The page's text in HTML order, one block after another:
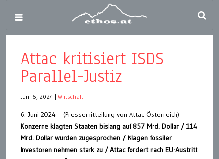
Attac kritisiert ISDS
Parallel-Justiz
Juni 6, 2024 Wirtschaft
6. Juni 2024 – (Pressemitteilung von Attac Österreich)
Konzerne klagten Staaten bislang auf 857 Mrd. Dollar / 114
Mrd. Dollar wurden zugesprochen / Klagen fossiler
Investoren nehmen stark zu / Attac fordert nach EU-Austritt